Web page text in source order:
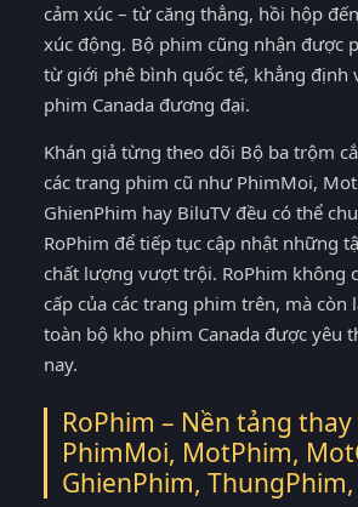
cảm xúc – từ căng thẳng, hồi hộp
xúc động. Bộ phim cũng nhận được
từ giới phê bình quốc tế, khẳng định
phim Canada đương đại.
Khán giả từng theo dõi Bộ ba trộm
các trang phim cũ như PhimMoi,
GhienPhim hay BiluTV đều có thể
RoPhim để tiếp tục cập nhật những
chất lượng vượt trội. RoPhim không
cấp của các trang phim trên, mà còn
toàn bộ kho phim Canada được yêu
nay.
RoPhim – Nền tảng
PhimMoi, MotPhim,
GhienPhim,